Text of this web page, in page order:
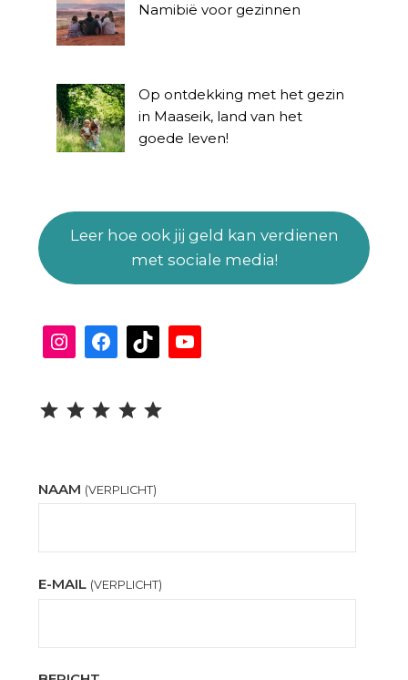
Namibië voor gezinnen
Op ontdekking met het gezin
in Maaseik, land van het
goede leven!
Leer hoe ook jij geld kan verdienen
met sociale media!
Instagram
Facebook
TikTokYouTube
NAAM (VERPLICHT)
E-MAIL (VERPLICHT)